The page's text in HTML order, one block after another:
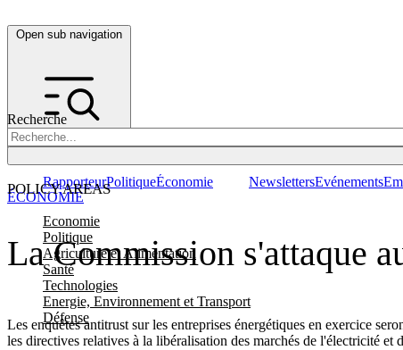
Open sub navigation
Recherche
POLICY AREAS
Economie
Politique
Agriculture et Alimentation
Santé
Technologies
Energie, Environnement et Transport
Défense
RapporteurPolitiqueÉconomie NewslettersEvénements
La Commission s'attaque
Les enquêtes antitrust sur les entreprises énergétiques en exercice
les directives relatives à la libéralisation des marchés de l'électricité et
ÉCONOMIE